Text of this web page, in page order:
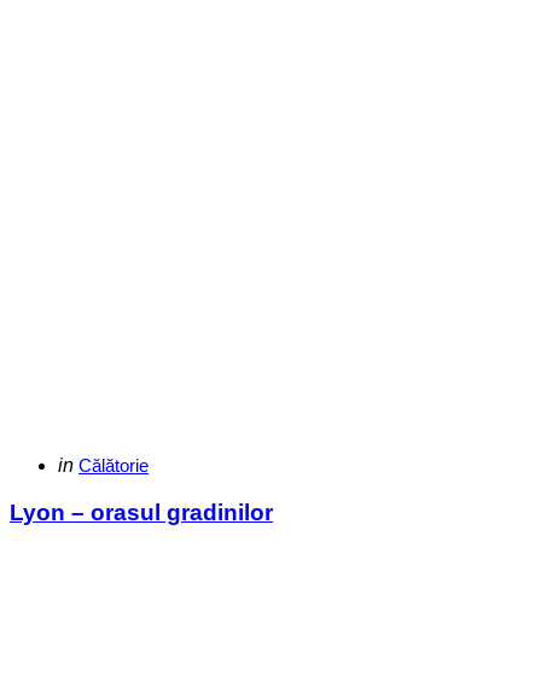
Categories
Posted
in Călătorie
Lyon – orasul gradinilor